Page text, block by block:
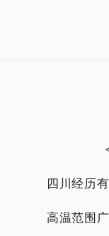
四川经历
高温范围